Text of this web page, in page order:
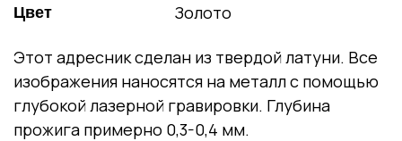
Цвет Золото
Этот адресник сделан из твердой латуни. Все
изображения наносятся на металл с помощью
глубокой лазерной гравировки. Глубина
прожига примерно 0,3-0,4 мм.